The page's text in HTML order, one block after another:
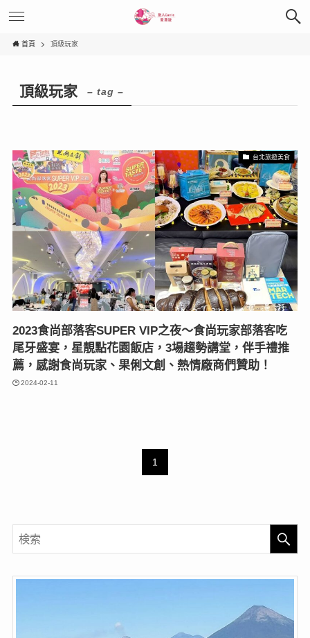
首頁 頂級玩家
頂級玩家 – tag –
台北旅遊美食
2023食尚部落客SUPER VIP之夜〜食尚玩家部落客吃
尾牙盛宴，星靚點花園飯店，3場趨勢講堂，伴手禮推
薦，感謝食尚玩家、果俐文創、熱情廠商們贊助！
2024-02-11
1